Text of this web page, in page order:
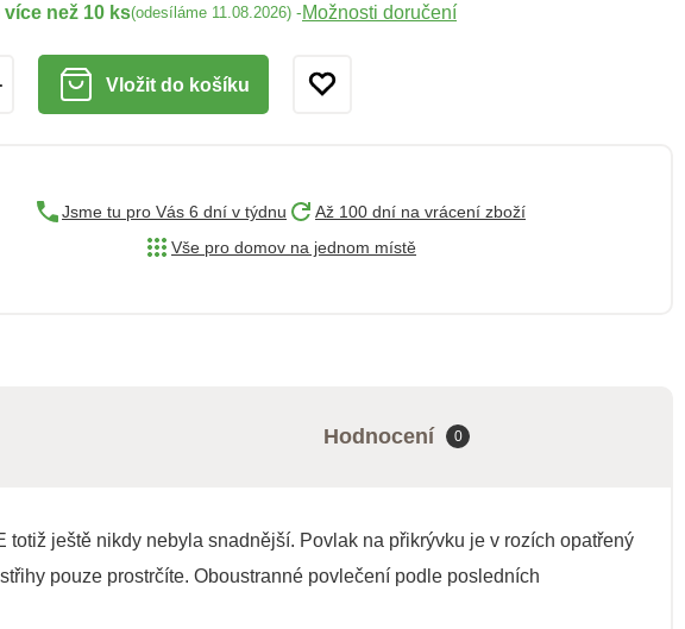
než 10 ks(odesíláme 11.08.2026) -Možnosti doručení
Vložit do košíku
Jsme tu pro Vás 6 dní v týdnu
Až 100 dní na vrácení zboží
Vše pro domov na jednom místě
Hodnocení 0
totiž ještě nikdy nebyla snadnější. Povlak na přikrývku je v rozích opatřený
pouze prostrčíte. Oboustranné povlečení podle posledních